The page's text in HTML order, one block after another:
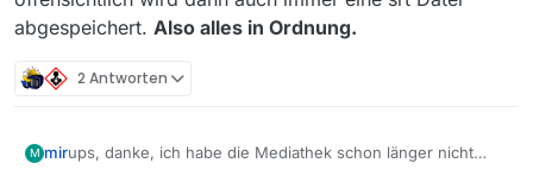
deskriptiven wie “Wie Untertitel automatisch
mitspeichern?”)
abgespeichert. Also alles in Ordnung.
2 Antworten
M mirups, danke, ich habe die Mediathek schon länger nicht